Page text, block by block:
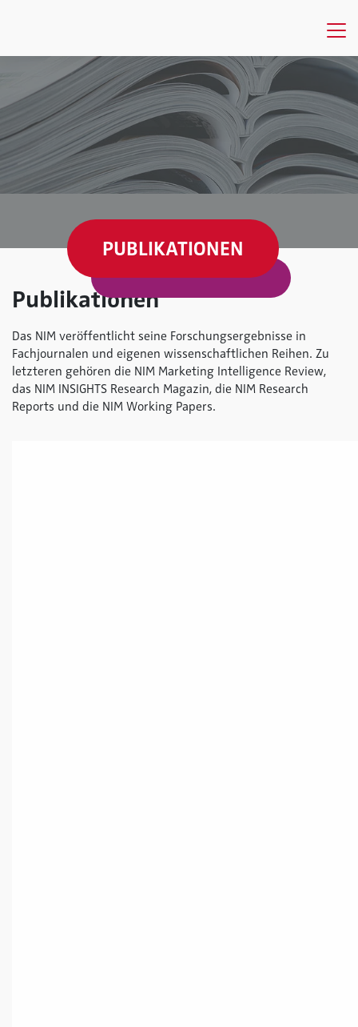
PUBLIKATIONEN
Publikationen
Das NIM veröffentlicht seine Forschungsergebnisse in
Fachjournalen und eigenen wissenschaftlichen Reihen. Zu
letzteren gehören die NIM Marketing Intelligence Review,
das NIM INSIGHTS Research Magazin, die NIM Research
Reports und die NIM Working Papers.